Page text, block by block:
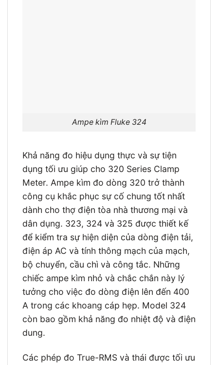
Ampe kìm Fluke 324
Khả năng đo hiệu dụng thực và sự tiện
dụng tối ưu giúp cho 320 Series Clamp
Meter. Ampe kìm đo dòng 320 trở thành
công cụ khắc phục sự cố chung tốt nhất
dành cho thợ điện tòa nhà thương mại và
dân dụng. 323, 324 và 325 được thiết kế
để kiểm tra sự hiện diện của dòng điện tải,
điện áp AC và tính thông mạch của mạch,
bộ chuyển, cầu chì và công tắc. Những
chiếc ampe kìm nhỏ và chắc chắn này lý
tưởng cho việc đo dòng điện lên đến 400
A trong các khoang cáp hẹp. Model 324
còn bao gồm khả năng đo nhiệt độ và điện
dung.
Các phép đo True-RMS và thái được tối ưu